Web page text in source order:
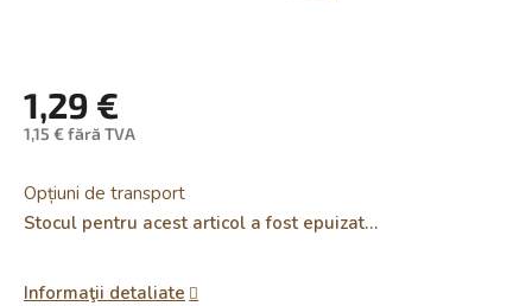
1,29 €
1,15 € fără TVA
preţ:
Opțiuni de transport
Stocul pentru acest articol a fost epuizat…
Informaţii detaliate